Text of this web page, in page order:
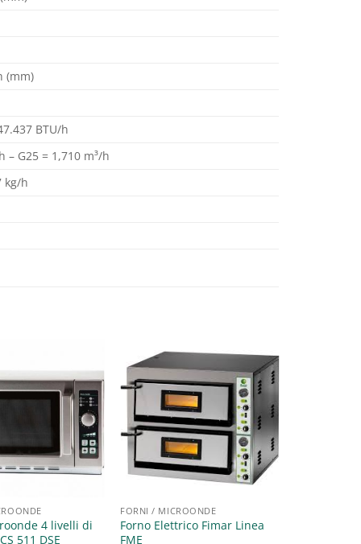
(mm)
BTU/h
– G25 = 1,710 m³/h
kg/h
Aggiungi
alla lista
desideri
4 livelli di
511 DSE
Aggiungi
alla lista
dei
desideri
FORNI / MICROONDE
Forno Elettrico Fimar Linea
FME